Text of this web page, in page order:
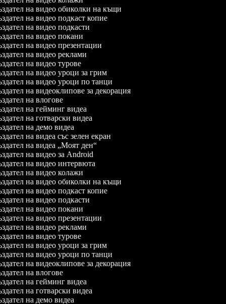
на видео обиколки на къщи
на видео подкаст копие
на видео подкасти
на видео покани
на видео презентации
на видео реклами
на видео турове
на видео уроци за грим
на видео уроци по танци
на видеоклипове за декорация
на влогове
на гейминг видеа
на готварски видеа
на демо видеа
на видеа със зелен екран
на видеа „Моят ден“
на видео за Android
на видео интервюта
на видео колажи
на видео обиколки на къщи
на видео подкаст копие
на видео подкасти
на видео покани
на видео презентации
на видео реклами
на видео турове
на видео уроци за грим
на видео уроци по танци
на видеоклипове за декорация
на влогове
на гейминг видеа
на готварски видеа
на демо видеа